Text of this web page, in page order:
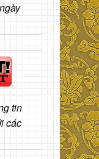
tin
các